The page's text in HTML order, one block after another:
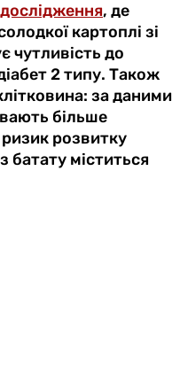
, де
картоплі зі
чутливість до
2 типу. Також
за даними
більше
розвитку
батату міститься